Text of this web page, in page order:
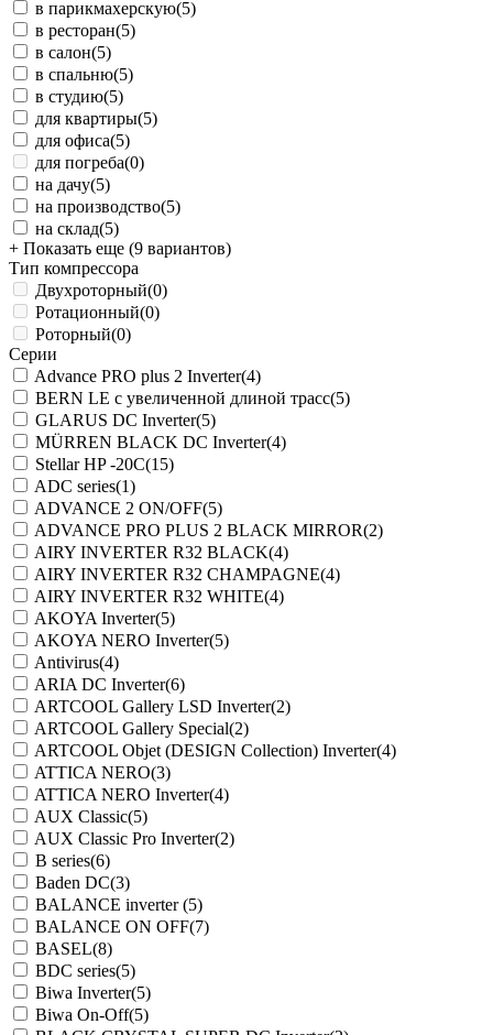
в парикмахерскую(5)
в ресторан(5)
в салон(5)
в спальню(5)
в студию(5)
для квартиры(5)
для офиса(5)
для погреба(0)
на дачу(5)
на производство(5)
на склад(5)
+ Показать еще (9 вариантов)
Тип компрессора
Двухроторный(0)
Ротационный(0)
Роторный(0)
Серии
Advance PRO plus 2 Inverter(4)
BERN LE с увеличенной длиной трасс(5)
GLARUS DC Inverter(5)
MÜRREN BLACK DC Inverter(4)
Stellar HP -20С(15)
ADC series(1)
ADVANCE 2 ON/OFF(5)
ADVANCE PRO PLUS 2 BLACK MIRROR(2)
AIRY INVERTER R32 BLACK(4)
AIRY INVERTER R32 CHAMPAGNE(4)
AIRY INVERTER R32 WHITE(4)
AKOYA Inverter(5)
AKOYA NERO Inverter(5)
Antivirus(4)
ARIA DC Inverter(6)
ARTCOOL Gallery LSD Inverter(2)
ARTCOOL Gallery Special(2)
ARTCOOL Objet (DESIGN Collection) Inverter(4)
ATTICA NERO(3)
ATTICA NERO Inverter(4)
AUX Classic(5)
AUX Classic Pro Inverter(2)
B series(6)
Baden DC(3)
BALANCE inverter(5)
BALANCE ON OFF(7)
BASEL(8)
BDC series(5)
Biwa Inverter(5)
Biwa On-Off(5)